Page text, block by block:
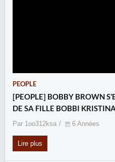
PEOPLE
[PEOPLE] BOBBY BROWN
DE SA FILLE BOBBI KRISTINA
Par 1oo312ksa 6 Années
Lire plus